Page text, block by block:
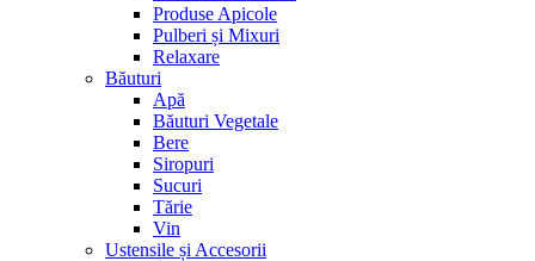
Produse Apicole
Pulberi și Mixuri
Relaxare
Băuturi
Apă
Băuturi Vegetale
Bere
Siropuri
Sucuri
Tărie
Vin
Ustensile și Accesorii